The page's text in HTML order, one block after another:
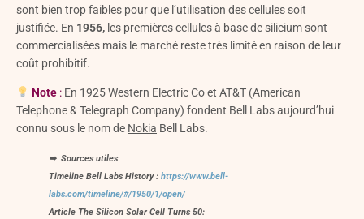
sont bien trop faibles pour que l’utilisation des cellules soit
justifiée. En 1956, les premières cellules à base de silicium sont
commercialisées mais le marché reste très limité en raison de leur
coût prohibitif.
Note: En 1925 Western Electric Co et AT&T (American
Telephone & Telegraph Company) fondent Bell Labs aujourd’hui
connu sous le nom de Nokia Bell Labs.
➥ Sources utiles
Timeline Bell Labs History : https://www.bell-
labs.com/timeline/#/1950/1/open/
Article The Silicon Solar Cell Turns 50: